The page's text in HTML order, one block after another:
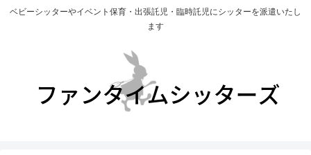
ベビーシッターやイベント保育・出張託児・臨時託児にシッターを派遣いたし
ます